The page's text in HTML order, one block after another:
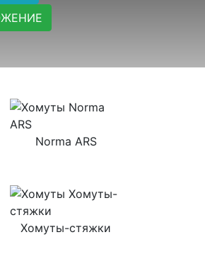
Norma ARS
Хомуты-стяжки